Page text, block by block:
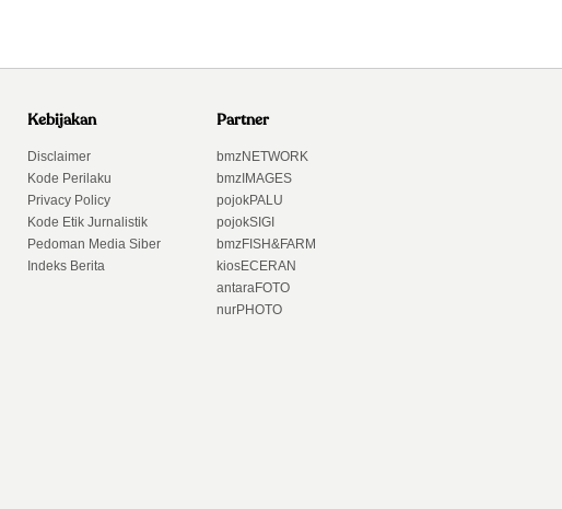
Kebijakan
Disclaimer
Kode Perilaku
Privacy Policy
Kode Etik Jurnalistik
Pedoman Media Siber
Indeks Berita
Partner
bmzNETWORK
bmzIMAGES
pojokPALU
pojokSIGI
bmzFISH&FARM
kiosECERAN
antaraFOTO
nurPHOTO